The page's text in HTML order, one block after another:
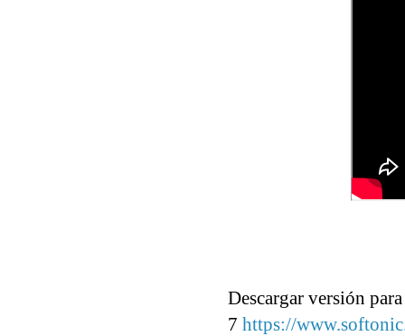
Descargar versión
7 https://